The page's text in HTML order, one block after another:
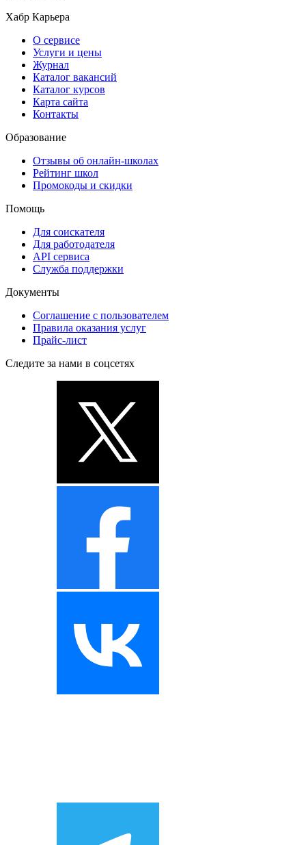
Хабр Карьера
О сервисе
Услуги и цены
Журнал
Каталог вакансий
Каталог курсов
Карта сайта
Контакты
Образование
Отзывы об онлайн-школах
Рейтинг школ
Промокоды и скидки
Помощь
Для соискателя
Для работодателя
API сервиса
Служба поддержки
Документы
Соглашение с пользователем
Правила оказания услуг
Прайс-лист
Следите за нами в соцсетях